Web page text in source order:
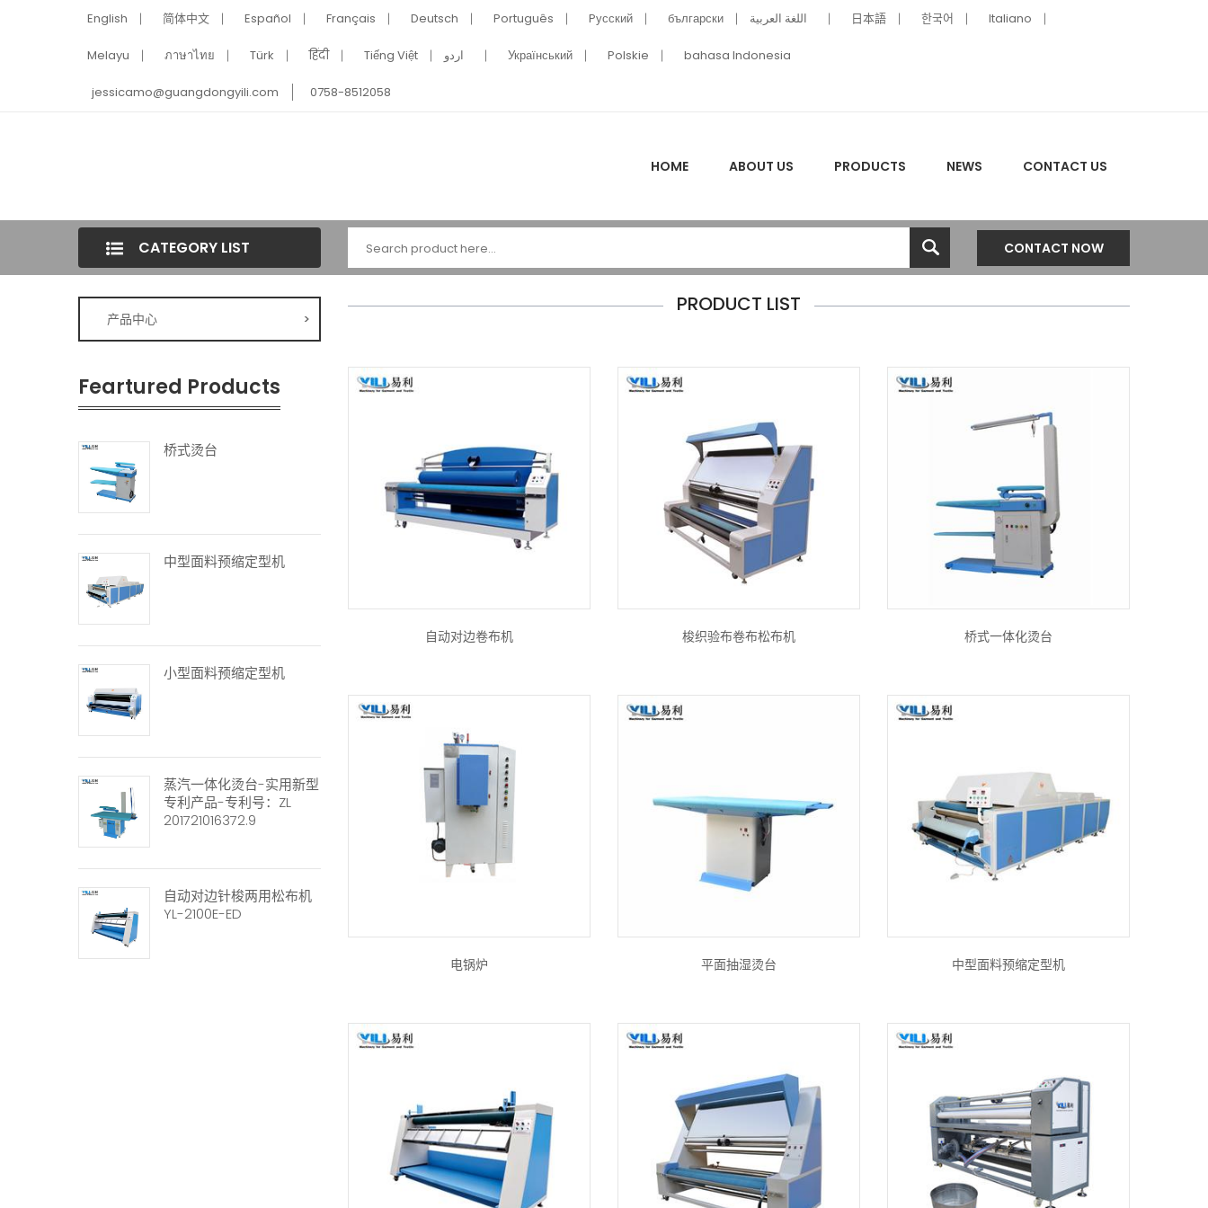
English 简体中文 Español Français Deutsch Português Pусский български اللغة العربية 日本語 한국어 Italiano
Melayu ภาษาไทย Türk हिंदी Tiếng Việt اردو Український Polskie bahasa Indonesia
jessicamo@guangdongyili.com 0758-8512058
HOME ABOUT US PRODUCTS NEWS CONTACT US
CATEGORY LIST CONTACT NOW
产品中心 >
Feartured Products
桥式烫台
中型面料预缩定型机
小型面料预缩定型机
蒸汽一体化烫台-实用新型
专利产品-专利号：ZL
201721016372.9
自动对边针梭两用松布机
YL-2100E-ED
PRODUCT LIST
自动对边卷布机 梭织验布卷布松布机 桥式一体化烫台
电锅炉 平面抽湿烫台 中型面料预缩定型机